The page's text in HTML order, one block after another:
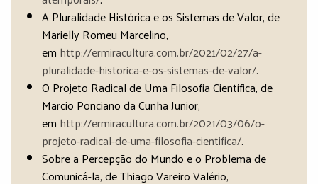
A Pluralidade Histórica e os Sistemas de Valor, de
Marielly Romeu Marcelino,
em http://ermiracultura.com.br/2021/02/27/a-
pluralidade-historica-e-os-sistemas-de-valor/.
O Projeto Radical de Uma Filosofia Científica, de
Marcio Ponciano da Cunha Junior,
em http://ermiracultura.com.br/2021/03/06/o-
projeto-radical-de-uma-filosofia-cientifica/.
Sobre a Percepção do Mundo e o Problema de
Comunicá-la, de Thiago Vareiro Valério,